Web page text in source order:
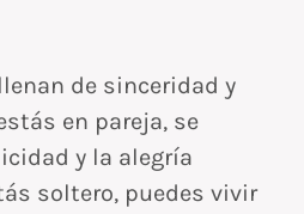
de sinceridad y
en pareja, se
y la alegría
soltero, puedes vivir